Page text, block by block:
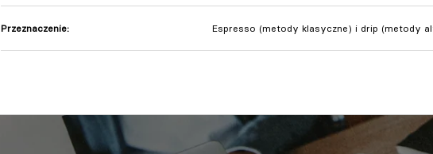
Przeznaczenie: Espresso (metody klasyczne) i drip (metody